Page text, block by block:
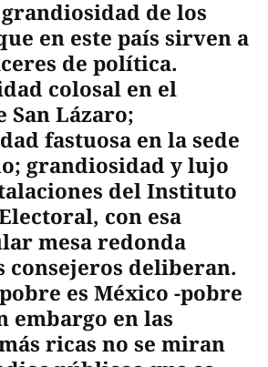
de los
en este país sirven a
de política.
colosal en el
San Lázaro;
fastuosa en la sede
grandiosidad y lujo
del Instituto
con esa
mesa redonda
consejeros deliberan.
es México -pobre
embargo en las
ricas no se miran